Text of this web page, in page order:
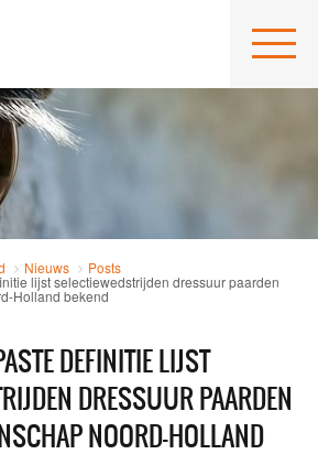
Nieuws Posts
lijst selectiewedstrijden dressuur paarden
Holland bekend
DEFINITIE LIJST
DRESSUUR PAARDEN
NOORD-HOLLAND